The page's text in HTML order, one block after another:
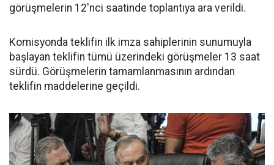
görüşmelerin 12'nci saatinde toplantıya ara verildi.
Komisyonda teklifin ilk imza sahiplerinin sunumuyla
başlayan teklifin tümü üzerindeki görüşmeler 13 saat
sürdü. Görüşmelerin tamamlanmasının ardından
teklifin maddelerine geçildi.